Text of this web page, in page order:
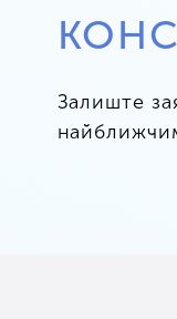
Залиште